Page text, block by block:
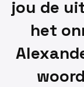
jou de
het